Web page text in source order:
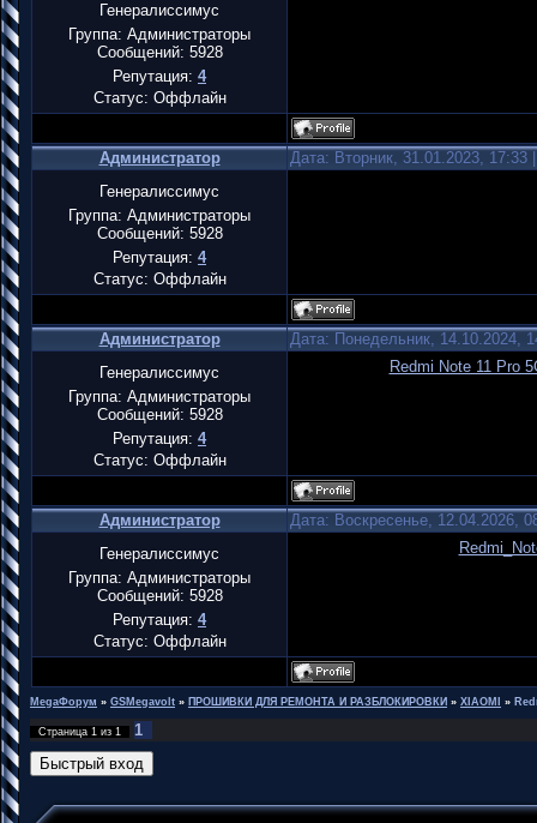
Генералиссимус
Группа: Администраторы
Сообщений: 5928
Репутация: 4
Статус: Оффлайн
Администратор
Дата: Вторник, 31.01.2023,
Генералиссимус
Группа: Администраторы
Сообщений: 5928
Репутация: 4
Статус: Оффлайн
Администратор
Дата: Понедельник, 14.10.2024,
Генералиссимус
Группа: Администраторы
Сообщений: 5928
Репутация: 4
Статус: Оффлайн
Redmi Note 11 Pro
Администратор
Дата: Воскресенье, 12.04.2026,
Генералиссимус
Группа: Администраторы
Сообщений: 5928
Репутация: 4
Статус: Оффлайн
MegaФорум » GSMegavolt » ПРОШИВКИ ДЛЯ РЕМОНТА И РАЗБЛОКИРОВКИ » XIAOMI »
Страница 1 из 1 1